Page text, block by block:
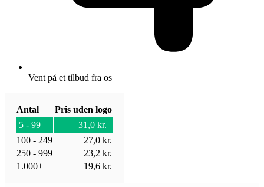
Vent på et tilbud fra os
Antal
Pris uden logo
5 - 99
31,0 kr.
100 - 249
27,0 kr.
250 - 999
23,2 kr.
1.000+
19,6 kr.